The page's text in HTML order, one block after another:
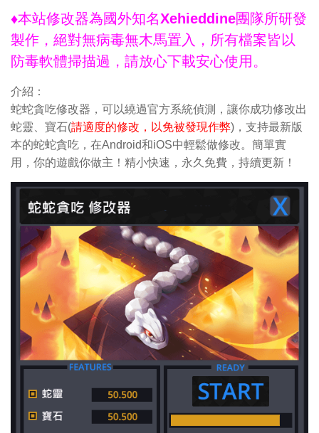
♦本站修改器為國外知名Xehieddine團隊所研發
製作，絕對無病毒無木馬置入，所有檔案皆以
防毒軟體掃描過，請放心下載安心使用。
介紹：
蛇蛇貪吃修改器，可以繞過官方系統偵測，讓你成功修改出
蛇靈、寶石(請適度的修改，以免被發現作弊)，支持最新版
本的蛇蛇貪吃，在Android和iOS中輕鬆做修改。簡單實
用，你的遊戲你做主！精小快速，永久免費，持續更新！